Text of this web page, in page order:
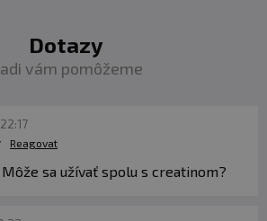
Dotazy
vám pomôžeme
Reagovat
sa užívať spolu s creatinom?